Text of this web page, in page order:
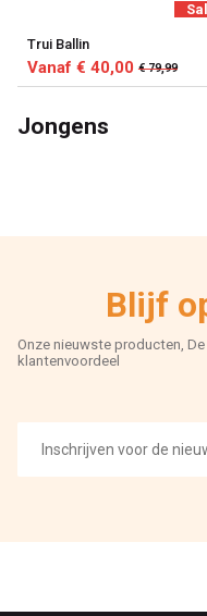
Trui Ballin
Vanaf € 40,00 € 79,99
Jongens
Blijf
Onze nieuwste producten,
klantenvoordeel
mailadres